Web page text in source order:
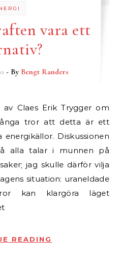
vara ett
- By Bengt Randers
tror att detta är ett
Diskussionen
alla talar i munnen på
jag skulle därför vilja
situation: uraneldade
kan klargöra läget
READING